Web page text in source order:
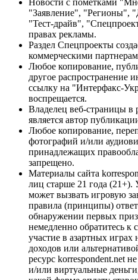
"Заявление", "Регионы",
"Тест-драйв",
правах рекламы.
Раздел Спецпроекты
коммерческими
Любое копирование,
другое распространение
ссылку на "Интерфакс-
воспрещается.
Владелец веб-страницы в
является автор
Любое копирование,
фотографий и/или
принадлежащих
запрещено.
Материалы сайта
лиц старше 21 года (21+).
может вызвать игровую
правила (принципы)
обнаружении первых
немедленно обратитесь к
участие в азартных
доходов или
ресурс korrespondent.net
и/или виртуальные